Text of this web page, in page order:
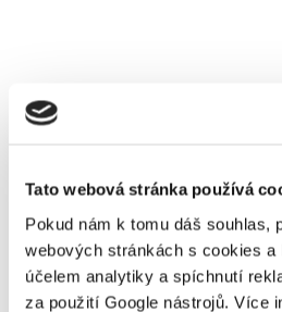
Tato webová stránka používá
Pokud nám k tomu dáš souhlas,
webových stránkách s cookies a
účelem analytiky a spíchnutí
za použití Google nástrojů. Více